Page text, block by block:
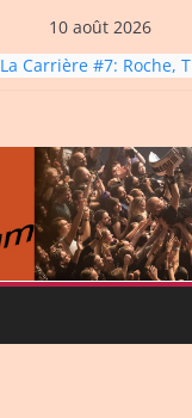
10 août 2026
La Carrière #7: Roche,
Micro Festival #16,
Dynatop3 – 26 juillet